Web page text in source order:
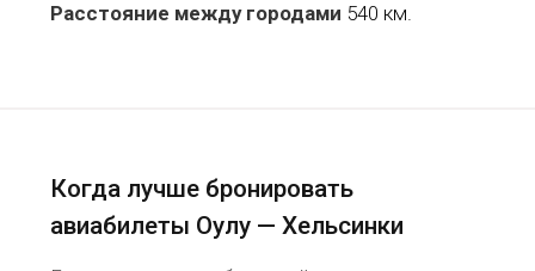
Расстояние между городами 540 км.
Когда лучше бронировать
авиабилеты Оулу — Хельсинки